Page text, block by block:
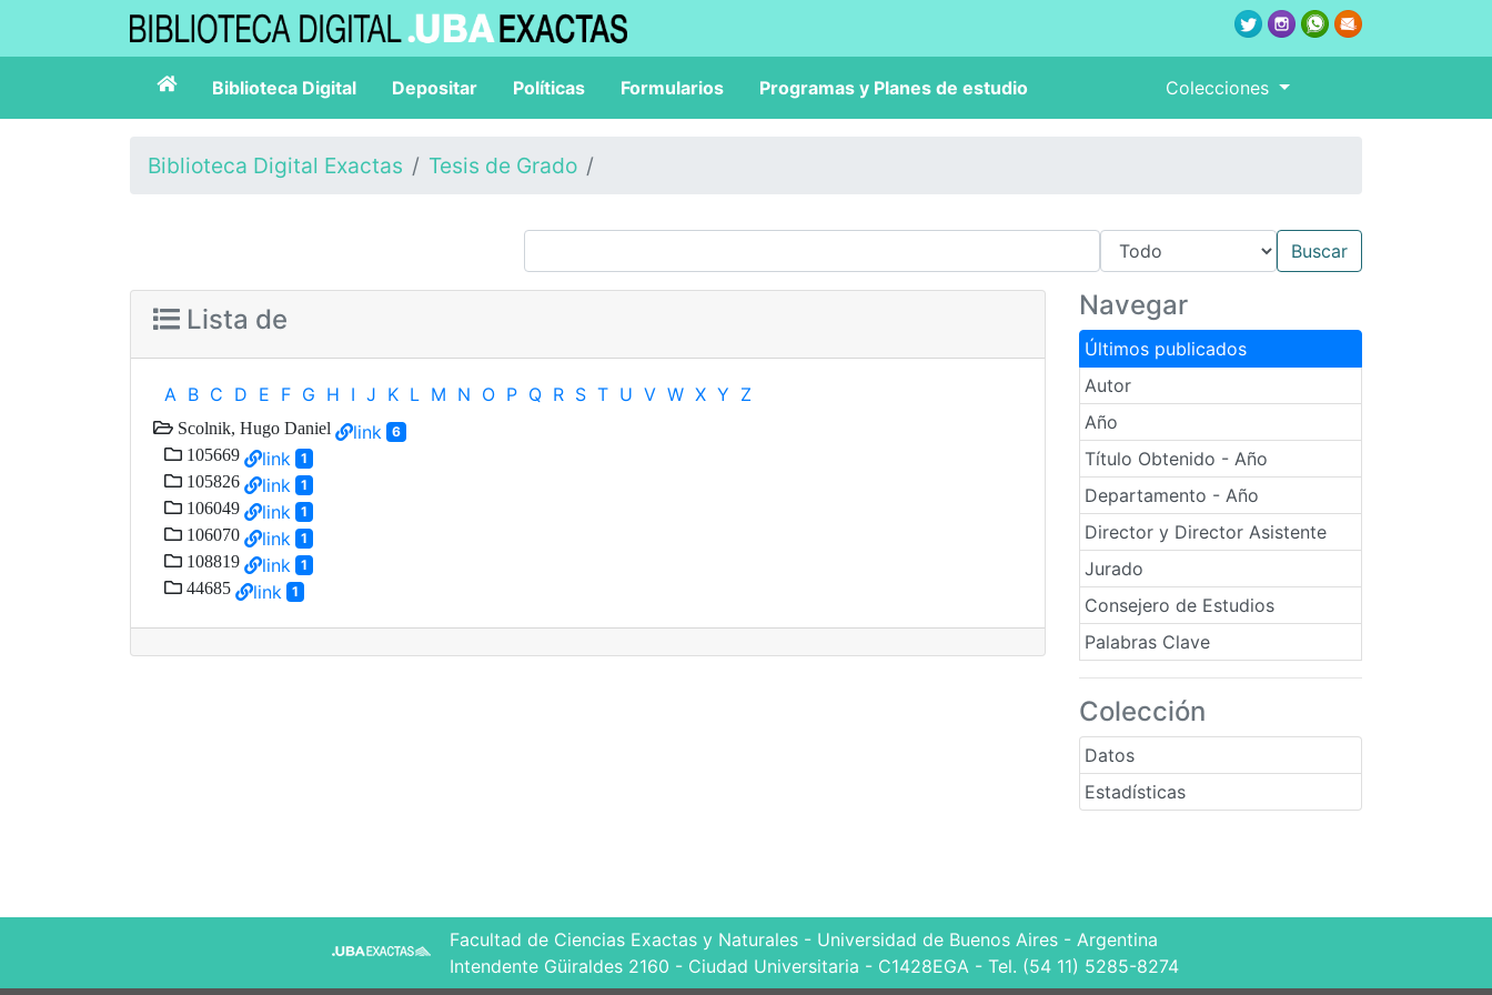
Biblioteca Digital Depositar Políticas Formularios Programas y Planes de estudio Colecciones
Biblioteca Digital Exactas Tesis de Grado
Navegar
Últimos publicados
Autor
Año
Título Obtenido - Año
Departamento - Año
Director y Director Asistente
Jurado
Consejero de Estudios
Palabras Clave
Colección
Datos
Estadísticas
Lista de
A B C D E F G H I J K L M N O P Q R S T U V W X Y Z
Scolnik, Hugo Daniel link 6
105669 link 1
105826 link 1
106049 link 1
106070 link 1
108819 link 1
44685 link 1
Facultad de Ciencias Exactas y Naturales - Universidad de Buenos Aires - Argentina
Intendente Güiraldes 2160 - Ciudad Universitaria - C1428EGA - Tel. (54 11) 5285-8274